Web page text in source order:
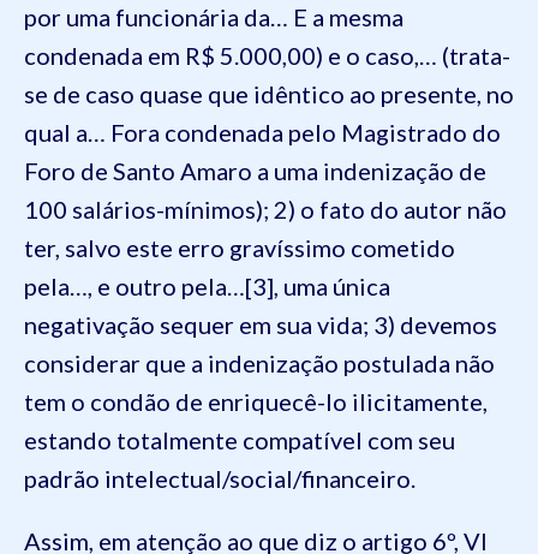
por uma funcionária da… E a mesma
condenada em R$ 5.000,00) e o caso,… (trata-
se de caso quase que idêntico ao presente, no
qual a… Fora condenada pelo Magistrado do
Foro de Santo Amaro a uma indenização de
100 salários-mínimos); 2) o fato do autor não
ter, salvo este erro gravíssimo cometido
pela…, e outro pela…[3], uma única
negativação sequer em sua vida; 3) devemos
considerar que a indenização postulada não
tem o condão de enriquecê-lo ilicitamente,
estando totalmente compatível com seu
padrão intelectual/social/financeiro.
Assim, em atenção ao que diz o artigo 6º, VI